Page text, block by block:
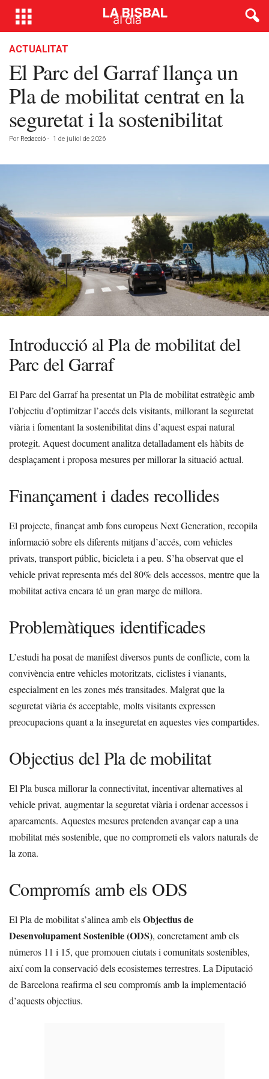
ACTUALITAT
El Parc del Garraf llança un
Pla de mobilitat centrat en la
seguretat i la sostenibilitat
Por Redacció - 1 de juliol de 2026
Introducció al Pla de mobilitat del
Parc del Garraf
El Parc del Garraf ha presentat un Pla de mobilitat estratègic amb
l’objectiu d’optimitzar l’accés dels visitants, millorant la seguretat
viària i fomentant la sostenibilitat dins d’aquest espai natural
protegit. Aquest document analitza detalladament els hàbits de
desplaçament i proposa mesures per millorar la situació actual.
Finançament i dades recollides
El projecte, finançat amb fons europeus Next Generation, recopila
informació sobre els diferents mitjans d’accés, com vehicles
privats, transport públic, bicicleta i a peu. S’ha observat que el
vehicle privat representa més del 80% dels accessos, mentre que la
mobilitat activa encara té un gran marge de millora.
Problemàtiques identificades
L’estudi ha posat de manifest diversos punts de conflicte, com la
convivència entre vehicles motoritzats, ciclistes i vianants,
especialment en les zones més transitades. Malgrat que la
seguretat viària és acceptable, molts visitants expressen
preocupacions quant a la inseguretat en aquestes vies compartides.
Objectius del Pla de mobilitat
El Pla busca millorar la connectivitat, incentivar alternatives al
vehicle privat, augmentar la seguretat viària i ordenar accessos i
aparcaments. Aquestes mesures pretenden avançar cap a una
mobilitat més sostenible, que no comprometi els valors naturals de
la zona.
Compromís amb els ODS
El Pla de mobilitat s’alinea amb elsObjectius de
Desenvolupament Sostenible (ODS), concretament amb els
números 11 i 15, que promouen ciutats i comunitats sostenibles,
així com la conservació dels ecosistemes terrestres. La Diputació
de Barcelona reafirma el seu compromís amb la implementació
d’aquests objectius.